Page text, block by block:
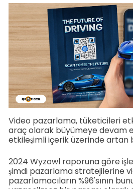
Video pazarlama, tüketicileri
araç olarak büyümeye devam
etkileşimli içerik üzerinde artan
2024 Wyzowl raporuna göre
şimdi pazarlama stratejilerine
pazarlamacıların %96'sının